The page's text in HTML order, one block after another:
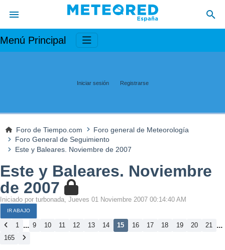
Menú Principal
Iniciar sesión Registrarse
Foro de Tiempo.com
Foro general de Meteorología
Foro General de Seguimiento
Este y Baleares. Noviembre de 2007
Este y Baleares. Noviembre
de 2007
Iniciado por turbonada, Jueves 01 Noviembre 2007 00:14:40 AM
IR ABAJO
1 ... 9 10 11 12 13 14 15 16 17 18 19 20 21 ...
165